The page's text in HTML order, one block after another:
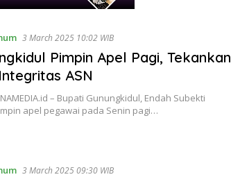
3 March 2025 10:02 WIB
Pimpin Apel Pagi, Tekankan
ASN
– Bupati Gunungkidul, Endah Subekti
apel pegawai pada Senin pagi…
3 March 2025 09:30 WIB